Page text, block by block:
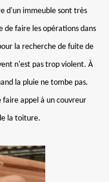
d'un immeuble sont très
de faire les opérations dans
la recherche de fuite de
n'est pas trop violent. À
la pluie ne tombe pas.
faire appel à un couvreur
la toiture.